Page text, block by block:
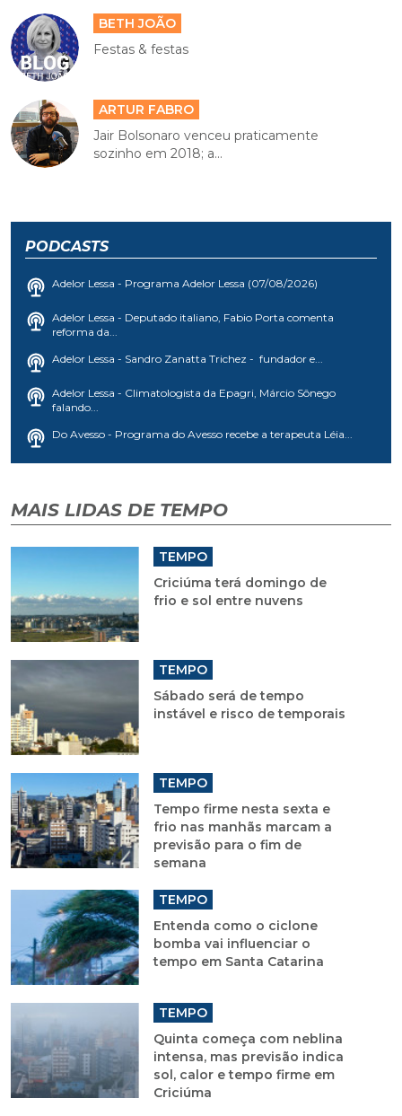
BETH JOÃO
Festas & festas
ARTUR FABRO
Jair Bolsonaro venceu praticamente
sozinho em 2018; a...
PODCASTS
Adelor Lessa - Programa Adelor Lessa (07/08/2026)
Adelor Lessa - Deputado italiano, Fabio Porta comenta
reforma da...
Adelor Lessa - Sandro Zanatta Trichez - fundador e...
Adelor Lessa - Climatologista da Epagri, Márcio Sônego
falando...
Do Avesso - Programa do Avesso recebe a terapeuta Léia...
MAIS LIDAS DE TEMPO
TEMPO
Criciúma terá domingo de
frio e sol entre nuvens
TEMPO
Sábado será de tempo
instável e risco de temporais
TEMPO
Tempo firme nesta sexta e
frio nas manhãs marcam a
previsão para o fim de
semana
TEMPO
Entenda como o ciclone
bomba vai influenciar o
tempo em Santa Catarina
TEMPO
Quinta começa com neblina
intensa, mas previsão indica
sol, calor e tempo firme em
Criciúma